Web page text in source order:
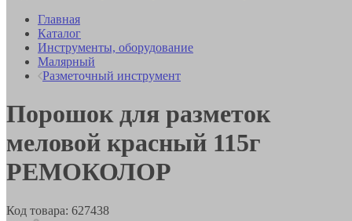
Главная
Каталог
Инструменты, оборудование
Малярный
Разметочный инструмент
Порошок для разметок
меловой красный 115г
РЕМОКОЛОР
Код товара: 627438